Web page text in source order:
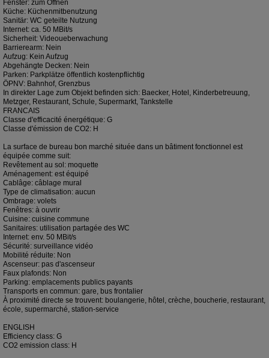
Fenster: zum Öffnen
Küche: Küchenmitbenutzung
Sanitär: WC geteilte Nutzung
Internet: ca. 50 MBit/s
Sicherheit: Videoueberwachung
Barrierearm: Nein
Aufzug: Kein Aufzug
Abgehängte Decken: Nein
Parken: Parkplätze öffentlich kostenpflichtig
ÖPNV: Bahnhof, Grenzbus
In direkter Lage zum Objekt befinden sich: Baecker, Hotel, Kinderbetreuung,
Metzger, Restaurant, Schule, Supermarkt, Tankstelle
FRANCAIS
Classe d'efficacité énergétique: G
Classe d'émission de CO2: H
La surface de bureau bon marché située dans un bâtiment fonctionnel est
équipée comme suit:
Revêtement au sol: moquette
Aménagement: est équipé
Cablâge: câblage mural
Type de climatisation: aucun
Ombrage: volets
Fenêtres: à ouvrir
Cuisine: cuisine commune
Sanitaires: utilisation partagée des WC
Internet: env. 50 MBit/s
Sécurité: surveillance vidéo
Mobilité réduite: Non
Ascenseur: pas d'ascenseur
Faux plafonds: Non
Parking: emplacements publics payants
Transports en commun: gare, bus frontalier
À proximité directe se trouvent: boulangerie, hôtel, crèche, boucherie, restaurant,
école, supermarché, station-service
ENGLISH
Efficiency class: G
CO2 emission class: H